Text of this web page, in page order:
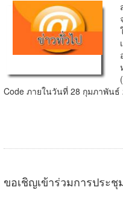
Code ภายในวันที่ 28 กุมภาพันธ์
ขอเชิญเข้าร่วมการประ